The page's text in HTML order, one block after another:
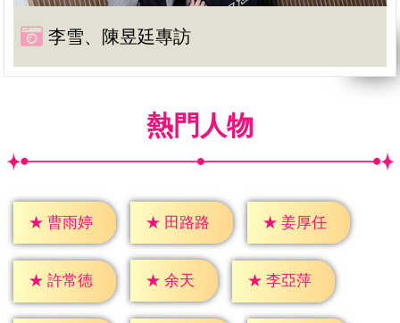
李雪、陳昱廷專訪
熱門人物
★ 曹雨婷 ★ 田路路 ★ 姜厚任
★ 許常德 ★ 余天 ★ 李亞萍